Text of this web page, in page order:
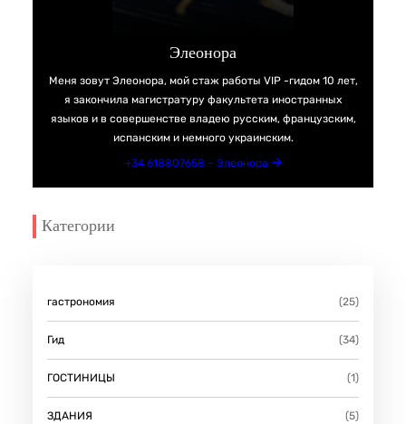
Элеонора
Меня зовут Элеонора, мой стаж работы VIP -гидом 10 лет,
я закончила магистратуру факультета иностранных
языков и в совершенстве владею русским, французским,
испанским и немного украинским.
+34 618807658 – Элеонора
Категории
гастрономия (25)
Гид (34)
ГОСТИНИЦЫ (1)
ЗДАНИЯ (5)